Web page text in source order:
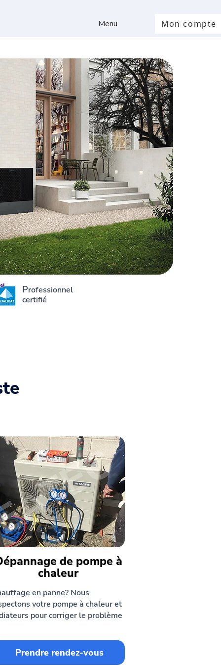
Menu Mon compte
Professionnel
certifié
de pompe à
chaleur
en panne? Nous
votre pompe à chaleur et
pour corriger le problème
Prendre rendez-vous